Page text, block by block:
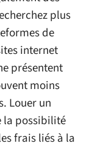
plus
de
internet
présentent
moins
Louer un
la possibilité
frais liés à la